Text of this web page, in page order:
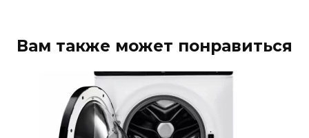
Вам также может понравиться